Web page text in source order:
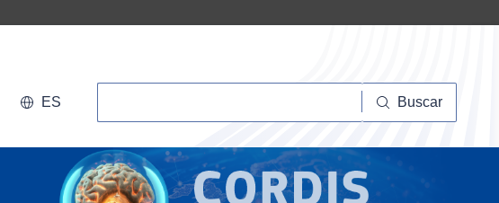
ES Buscar